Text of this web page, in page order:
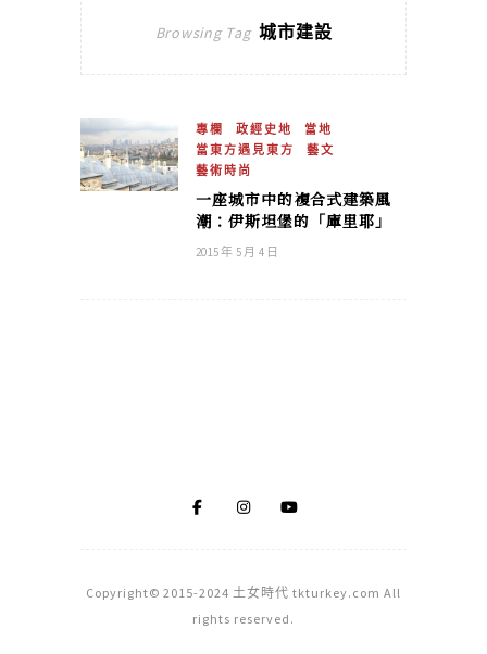
Browsing Tag 城市建設
專欄 政經史地
當地
當東方遇見東方
藝文
藝術時尚
一座城市中的複合式建築風
潮：伊斯坦堡的「庫里耶」
2015 年 5 月 4 日
Copyright© 2015-2024 土女時代 tkturkey.com All
rights reserved.